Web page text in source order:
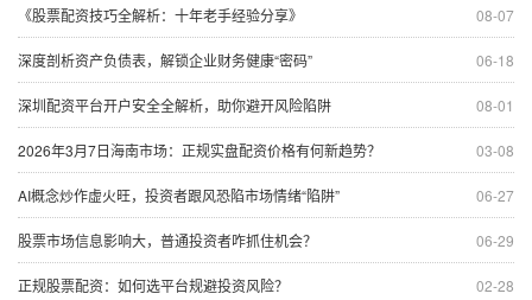
08-07
《股票配资技巧全解析：十年老手经验分享》
06-18
深度剖析资产负债表，解锁企业财务健康“密码”
08-01
深圳配资平台开户安全全解析，助你避开风险陷阱
03-08
2026年3月7日海南市场：正规实盘配资价格有何新趋势？
06-27
AI概念炒作虚火旺，投资者跟风恐陷市场情绪“陷阱”
06-29
股票市场信息影响大，普通投资者咋抓住机会？
02-28
正规股票配资：如何选平台规避投资风险？